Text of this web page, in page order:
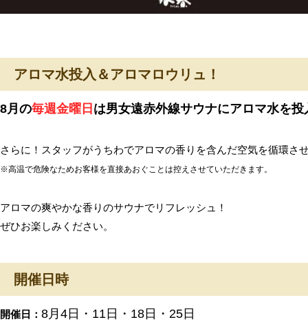
アロマ水投入＆アロマロウリュ！
8月の毎週金曜日 は男女遠赤外線サウナにアロマ水を投
さらに！スタッフがうちわでアロマの香りを含んだ空気を循環さ
※高温で危険なためお客様を直接あおぐことは控えさせていただきます。
アロマの爽やかな香りのサウナでリフレッシュ！
ぜひお楽しみください。
開催日時
開催日： 8月4日・11日・18日・25日